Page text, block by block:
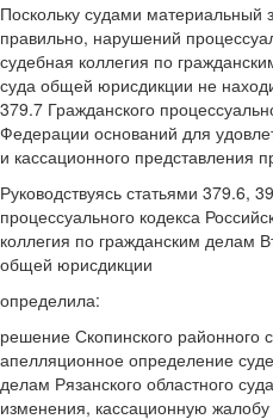
Поскольку судами материальный
правильно, нарушений
судебная коллегия по
суда общей юрисдикции не
379.7 Гражданского
Федерации оснований для
и кассационного представления
Руководствуясь статьями 379.6,
процессуального кодекса
коллегия по гражданским делам
общей юрисдикции
определила:
решение Скопинского
апелляционное определение
делам Рязанского областного
изменения, кассационную